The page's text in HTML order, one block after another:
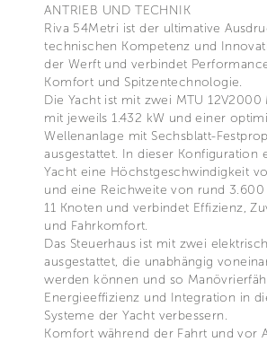
ANTRIEB UND TECHNIK
Riva 54Metri ist der ultimative
technischen Kompetenz und
der Werft und verbindet
Komfort und Spitzentechnologie.
Die Yacht ist mit zwei MTU
mit jeweils 1.432 kW und einer
Wellenanlage mit Sechsblatt-
ausgestattet. In dieser Konfiguration
Yacht eine Höchstgeschwindigkeit
und eine Reichweite von rund 3.600
11 Knoten und verbindet Effizienz,
und Fahrkomfort.
Das Steuerhaus ist mit zwei
ausgestattet, die unabhängig
werden können und so
Energieeffizienz und Integration in
Systeme der Yacht verbessern.
Komfort während der Fahrt und vor